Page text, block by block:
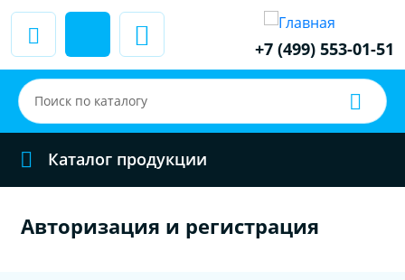
+7 (499) 553-01-51
Каталог продукции
Авторизация и регистрация